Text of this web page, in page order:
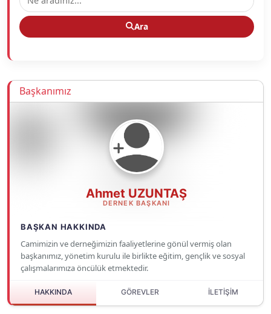
Ara
Başkanımız
Ahmet UZUNTAŞ
DERNEK BAŞKANI
BAŞKAN HAKKINDA
Camimizin ve derneğimizin faaliyetlerine gönül vermiş olan
başkanımız, yönetim kurulu ile birlikte eğitim, gençlik ve sosyal
çalışmalarımıza öncülük etmektedir.
HAKKINDA GÖREVLER İLETİŞİM